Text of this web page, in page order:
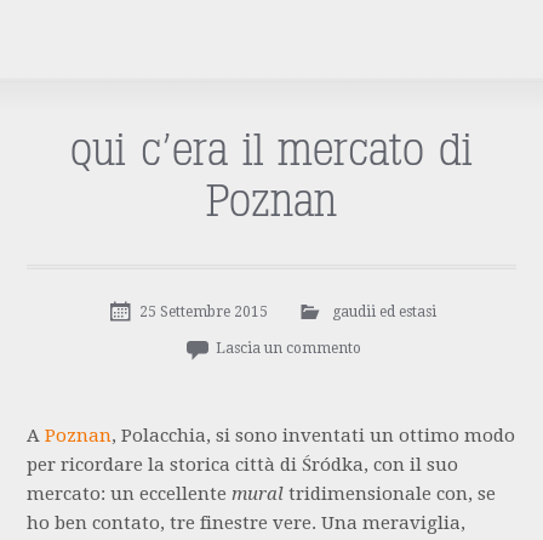
qui c’era il mercato di
Poznan
25 Settembre 2015 gaudii ed estasi
Lascia un commento
APoznan, Polacchia, si sono inventati un ottimo modo
per ricordare la storica città di Śródka, con il suo
mercato: un eccellentemural tridimensionale con, se
ho ben contato, tre finestre vere. Una meraviglia,